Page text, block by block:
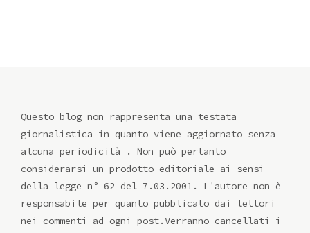
Questo blog non rappresenta una testata
giornalistica in quanto viene aggiornato senza
alcuna periodicità . Non può pertanto
considerarsi un prodotto editoriale ai sensi
della legge n° 62 del 7.03.2001. L'autore non è
responsabile per quanto pubblicato dai lettori
nei commenti ad ogni post.Verranno cancellati i